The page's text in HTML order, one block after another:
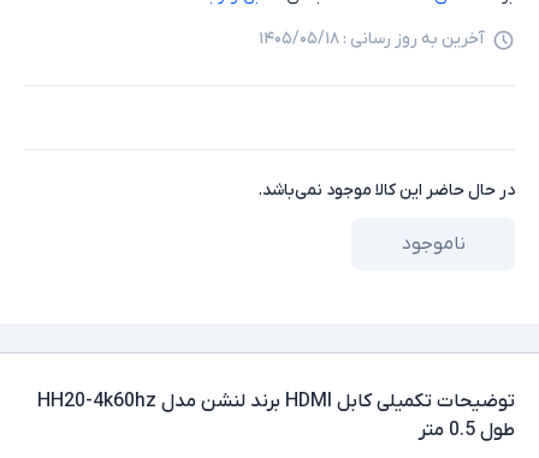
آخرین به روز رسانی : ۱۴۰۵/۰۵/۱۸
در حال حاضر این کالا موجود نمی‌باشد.
ناموجود
توضیحات تکمیلی
کابل HDMI برند لنشن مدل HH20-4k60hz
طول 0.5 متر